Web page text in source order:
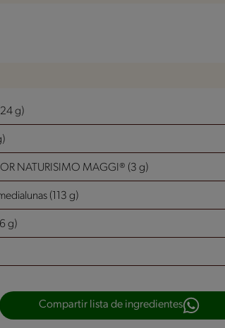
g)
NATURISIMO MAGGI® (3 g)
(113 g)
g)
Compartir lista de ingredientes